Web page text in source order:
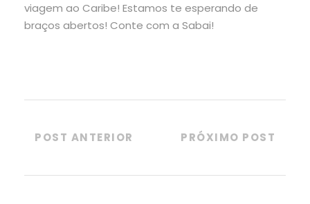
viagem ao Caribe! Estamos te esperando de
braços abertos! Conte com a Sabai!
POST ANTERIOR PRÓXIMO POST